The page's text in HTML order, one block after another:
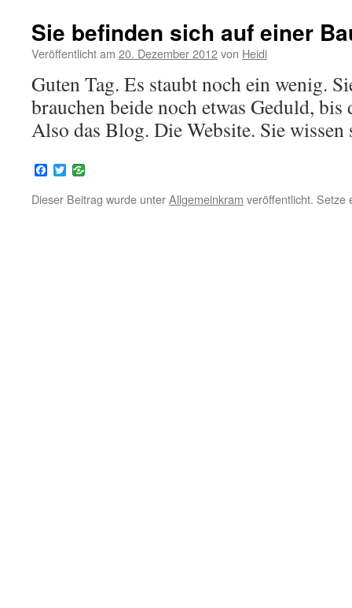
Sie befinden sich auf einer
Veröffentlicht am 20. Dezember 2012von Heidi
Guten Tag. Es staubt noch ein wenig.
brauchen beide noch etwas Geduld,
Also das Blog. Die Website. Sie wissen
Facebook
Twitter
Dieser Beitrag wurde unterAllgemeinkram veröffentlicht. Setze